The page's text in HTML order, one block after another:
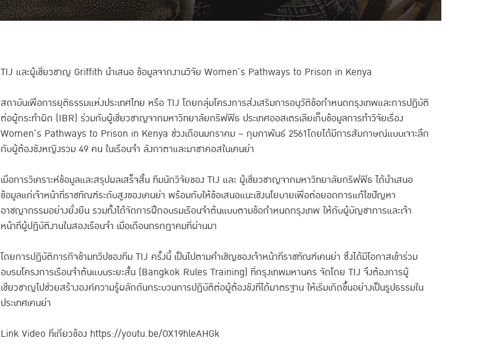
TIJ และผู้เชี่ยวชาญ Griffith นำเสนอ ข้อมูลจากงานวิจัย Women’s Pathways to Prison in Kenya
สถาบันเพื่อการยุติธรรมแห่งประเทศไทย หรือ TIJ โดยกลุ่มโครงการส่งเสริมการอนุวัติข้อกำหนดกรุงเทพและการปฏิบัติ
ต่อผู้กระทำผิด (IBR) ร่วมกับผู้เชี่ยวชาญจากมหาวิทยาลัยกริฟฟิธ ประเทศออสเตรเลียเก็บข้อมูลการทำวิจัยเรื่อง
Women’s Pathways to Prison in Kenya ช่วงเดือนมกราคม – กุมภาพันธ์ 2561โดยได้มีการสัมภาษณ์แบบเจาะลึก
กับผู้ต้องขังหญิงรวม 49 คน ในเรือนจำ ลังกาตาและมาชาคอสในเคนย่า
เมื่อการวิเคราะห์ข้อมูลและสรุปผลเสร็จสิ้น ทีมนักวิจัยของ TIJ และ ผู้เชี่ยวชาญจากมหาวิทยาลัยกริฟฟิธ ได้นำเสนอ
ข้อมูลแก่เจ้าหน้าที่ราชทัณฑ์ระดับสูงของเคนย่า พร้อมกับให้ข้อเสนอแนะเชิงนโยบายเพื่อต่อยอดการแก้ไขปัญหา
อาชญากรรมอย่างยั่งยืน รวมทั้งได้จัดการฝึกอบรมเรือนจำต้นแบบตามข้อกำหนดกรุงเทพ ให้กับผู้บัญชาการและเจ้า
หน้าที่ผู้ปฏิบัติงานในสองเรือนจำ เมื่อเดือนกรกฎาคมที่ผ่านมา
โดยการปฏิบัติภารกิจข้ามทวีปของทีม TIJ ครั้งนี้ เป็นไปตามคำเชิญของเจ้าหน้าที่ราชทัณฑ์เคนย่า ซึ่งได้มีโอกาสเข้าร่วม
อบรมโครงการเรือนจำต้นแบบระยะสั้น (Bangkok Rules Training) ที่กรุงเทพมหานคร จัดโดย TIJ จึงต้องการผู้
เชี่ยวชาญไปช่วยสร้างองค์ความรู้ผลักดันกระบวนการปฏิบัติต่อผู้ต้องขังที่ได้มาตรฐาน ให้เริ่มเกิดขึ้นอย่างเป็นรูปธรรมใน
ประเทศเคนย่า
Link Video ที่เกี่ยวข้อง https://youtu.be/OX19hleAHGk